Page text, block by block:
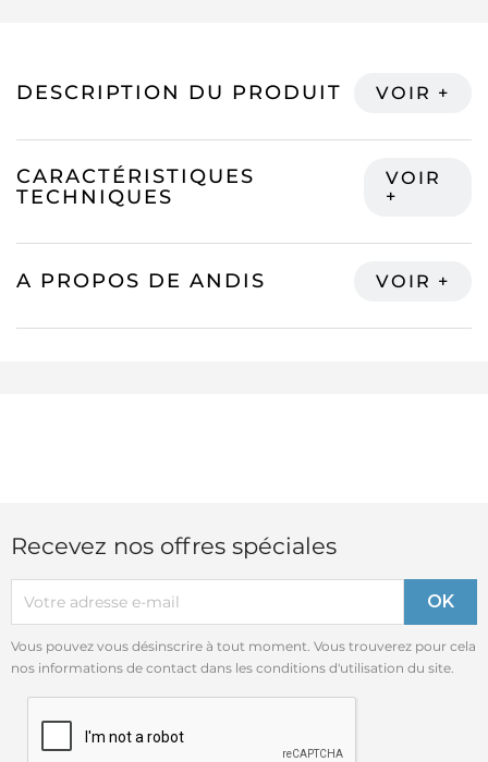
DESCRIPTION DU PRODUIT
CARACTÉRISTIQUES
TECHNIQUES
A PROPOS DE ANDIS
Recevez nos offres spéciales
Vous pouvez vous désinscrire à tout moment. Vous trouverez pour cela
nos informations de contact dans les conditions d'utilisation du site.